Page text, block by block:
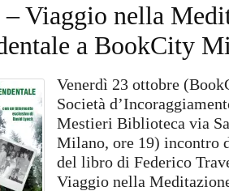
Viaggio nella
a BookCity
Venerdì 23 ottobre
Società d’Incoraggia
Mestieri Biblioteca via
Milano, ore 19) incontro
del libro di Federico
Viaggio nella